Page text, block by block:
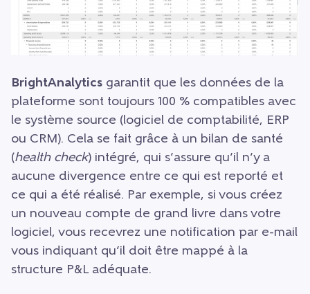
BrightAnalytics garantit que les données de la
plateforme sont toujours 100 % compatibles avec
le système source (logiciel de comptabilité, ERP
ou CRM). Cela se fait grâce à un bilan de santé
(health check) intégré, qui s’assure qu’il n’y a
aucune divergence entre ce qui est reporté et
ce qui a été réalisé. Par exemple, si vous créez
un nouveau compte de grand livre dans votre
logiciel, vous recevrez une notification par e-mail
vous indiquant qu’il doit être mappé à la
structure P&L adéquate.